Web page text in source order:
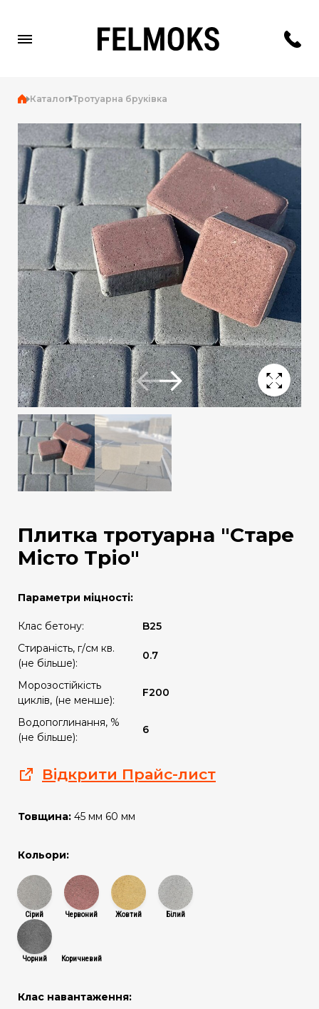
Каталог Тротуарна бруківка
Плитка тротуарна "Старе
Місто Тріо"
Параметри міцності:
Клас бетону:
B25
Стираність, г/см кв.
(не більше):
0.7
Морозостійкість
циклів, (не менше):
F200
Водопоглинання, %
(не більше):
6
Відкрити Прайс-лист
Товщина: 45 мм 60 мм
Кольори:
Сірий Червоний Жовтий Білий
Чорний Коричневий
Клас навантаження: